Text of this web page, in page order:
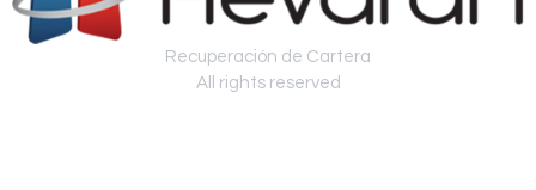
Recuperación de Cartera
All rights reserved